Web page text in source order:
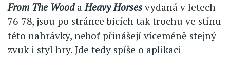
From The WoodaHeavy Horsesvydaná v letech
76-78, jsou po stránce bicích tak trochu ve stínu
této nahrávky, neboť přinášejí víceméně stejný
zvuk i styl hry. Jde tedy spíše o aplikaci